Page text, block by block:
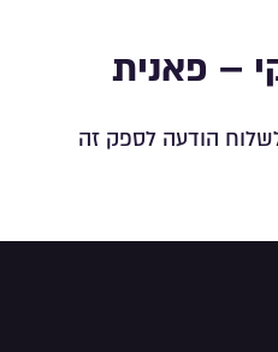
– פאנית
הודעה לספק זה